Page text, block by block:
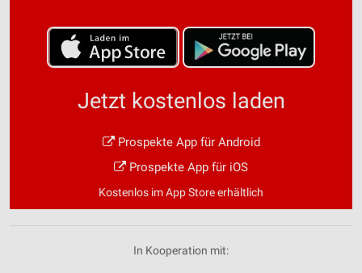
Jetzt kostenlos laden
Prospekte App für Android
Prospekte App für iOS
Kostenlos im App Store erhältlich
In Kooperation mit: